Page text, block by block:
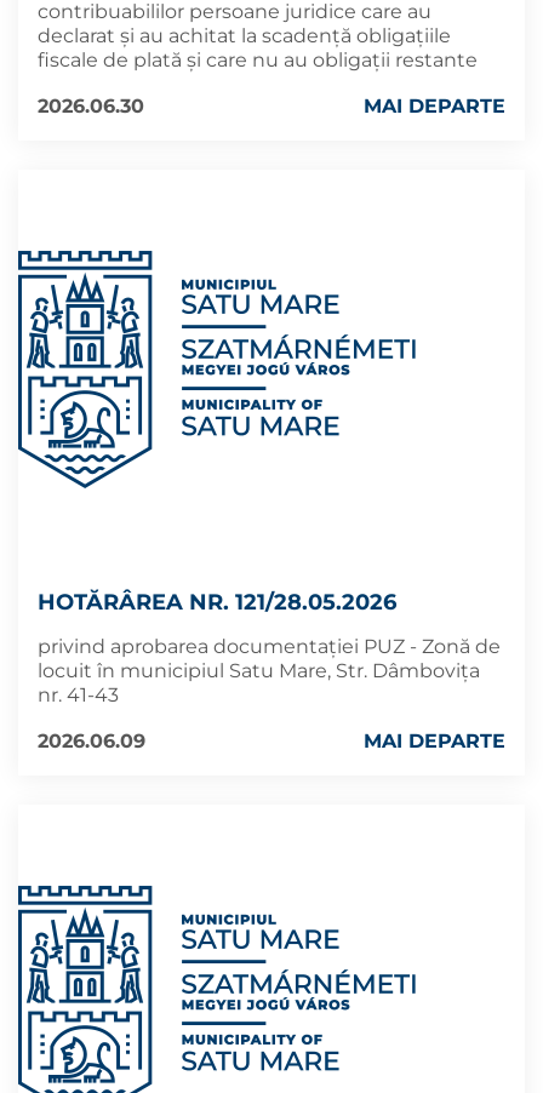
contribuabililor persoane juridice care au
declarat şi au achitat la scadenţă obligaţiile
fiscale de plată şi care nu au obligaţii restante
2026.06.30
MAI DEPARTE
HOTĂRÂREA NR. 121/28.05.2026
privind aprobarea documentației PUZ - Zonă de
locuit în municipiul Satu Mare, Str. Dâmboviţa
nr. 41-43
2026.06.09
MAI DEPARTE